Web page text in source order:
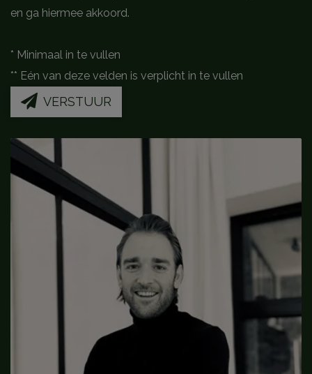
en ga hiermee akkoord.
* Minimaal in te vullen
** Eén van deze velden is verplicht in te vullen
VERSTUUR